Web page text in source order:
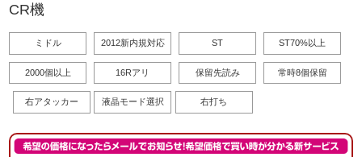
CR機
ミドル 2012新内規対応 ST ST70%以上
2000個以上 16Rアリ 保留先読み 常時8個保留
右アタッカー 液晶モード選択 右打ち